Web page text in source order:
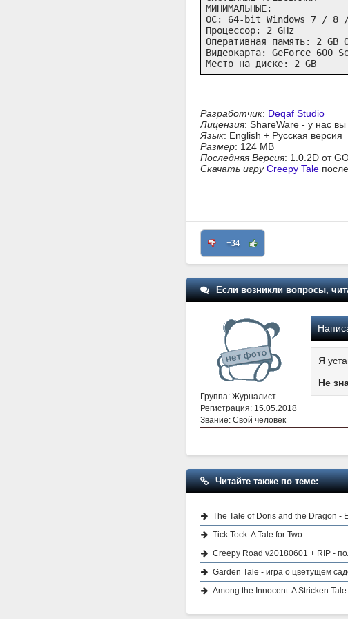
МИНИМАЛЬНЫЕ:
ОС: 64-bit Windows 7 / 8
Процессор: 2 GHz
Оперативная память: 2 GB
Видеокарта: GeForce 600
Место на диске: 2 GB
Разработчик: Deqaf Studio
Лицензия: ShareWare - у нас
Язык: English + Русская версия
Размер: 124 MB
Последняя Версия: 1.0.2D от
Скачать игруCreepy Tale
+34
Если возникли вопросы,
Группа: Журналист
Регистрация: 15.05.2018
Звание: Свой человек
Я
Не
Читайте также по теме:
The Tale of Doris and the Dragon -
Tick Tock: A Tale for Two
Creepy Road v20180601 + RIP -
Garden Tale - игра о цветущем
Among the Innocent: A Stricken